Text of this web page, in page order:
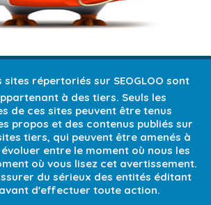
répertoriés sur SEOGLOO sont
à des tiers. Seuls les
de ces sites peuvent être tenus
propos et des contenus publiés sur
tiers, qui peuvent être amenés à
entre le moment où nous les
où vous lisez cet avertissement.
du sérieux des entités éditant
d'effectuer toute action.